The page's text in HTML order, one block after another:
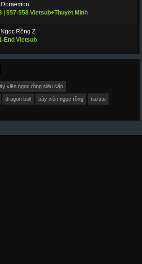
Doraemon
| 557-558 Vietsub+Thuyết Minh
Rồng Z
End Vietsub
viên ngọc rồng siêu cấp
dragon ball bảy viên ngọc rồng naruto